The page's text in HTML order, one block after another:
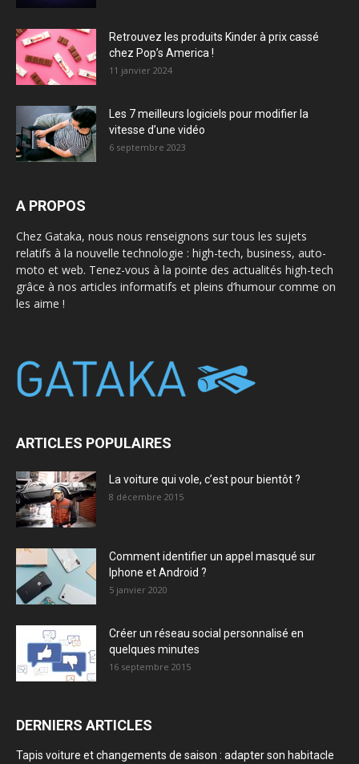
Retrouvez les produits Kinder à prix cassé
chez Pop’s America !
11 janvier 2024
Les 7 meilleurs logiciels pour modifier la
vitesse d’une vidéo
6 septembre 2023
A PROPOS
Chez Gataka, nous nous renseignons sur tous les sujets
relatifs à la nouvelle technologie : high-tech, business, auto-
moto et web. Tenez-vous à la pointe des actualités high-tech
grâce à nos articles informatifs et pleins d’humour comme on
les aime !
ARTICLES POPULAIRES
La voiture qui vole, c’est pour bientôt ?
8 décembre 2015
Comment identifier un appel masqué sur
Iphone et Android ?
5 janvier 2020
Créer un réseau social personnalisé en
quelques minutes
16 septembre 2015
DERNIERS ARTICLES
Tapis voiture et changements de saison : adapter son habitacle